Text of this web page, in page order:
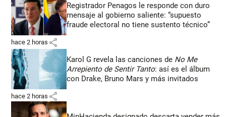
Registrador Penagos le responde con duro
mensaje al gobierno saliente: “supuesto
fraude electoral no tiene sustento técnico”
hace 2 horas share
Karol G revela las canciones de No Me
Arrepiento de Sentir Tanto: así es el álbum
con Drake, Bruno Mars y más invitados
hace 2 horas share